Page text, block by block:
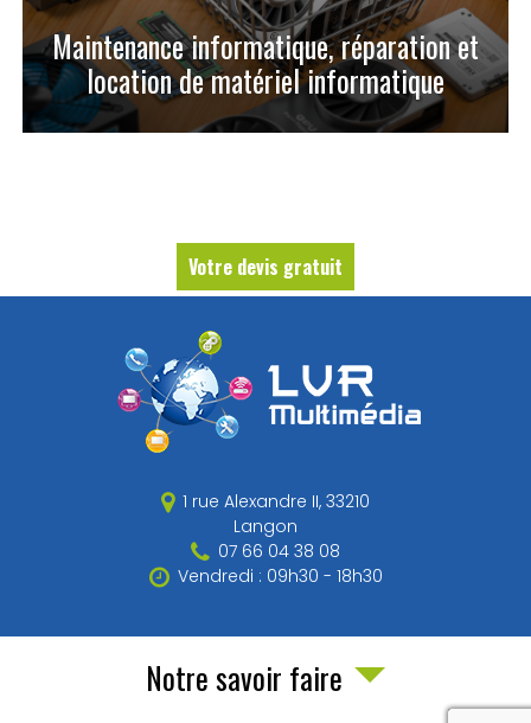
Maintenance informatique, réparation et
location de matériel informatique
Votre devis gratuit
1 rue Alexandre II, 33210
Langon
07 66 04 38 08
Vendredi : 09h30 - 18h30
Notre savoir faire